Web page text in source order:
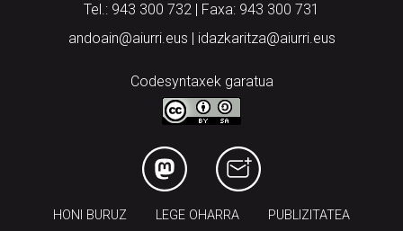
Tel.: 943 300 732 | Faxa: 943 300 731
andoain@aiurri.eus | idazkaritza@aiurri.eus
Codesyntaxek garatua
HONI BURUZ LEGE OHARRA PUBLIZITATEA